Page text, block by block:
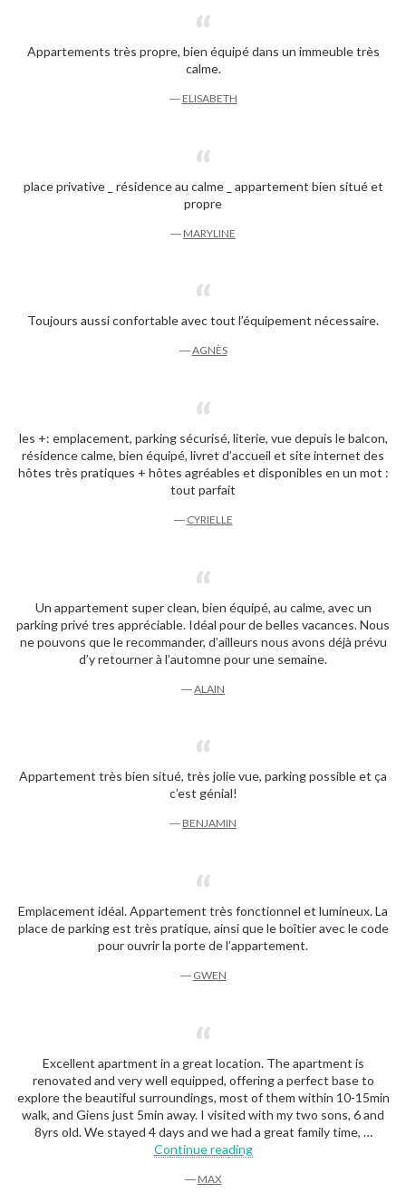
Appartements très propre, bien équipé dans un immeuble très
calme.
― ELISABETH
place privative _ résidence au calme _ appartement bien situé et
propre
― MARYLINE
Toujours aussi confortable avec tout l’équipement nécessaire.
―AGNÈS
les +: emplacement, parking sécurisé, literie, vue depuis le balcon,
résidence calme, bien équipé, livret d’accueil et site internet des
hôtes très pratiques + hôtes agréables et disponibles en un mot :
tout parfait
― CYRIELLE
Un appartement super clean, bien équipé, au calme, avec un
parking privé tres appréciable. Idéal pour de belles vacances. Nous
ne pouvons que le recommander, d’ailleurs nous avons déjà prévu
d’y retourner à l’automne pour une semaine.
―ALAIN
Appartement très bien situé, très jolie vue, parking possible et ça
c’est génial!
― BENJAMIN
Emplacement idéal. Appartement très fonctionnel et lumineux. La
place de parking est très pratique, ainsi que le boîtier avec le code
pour ouvrir la porte de l’appartement.
― GWEN
Excellent apartment in a great location. The apartment is
renovated and very well equipped, offering a perfect base to
explore the beautiful surroundings, most of them within 10-15min
walk, and Giens just 5min away. I visited with my two sons, 6 and
8yrs old. We stayed 4 days and we had a great family time, …
Continue reading« Max »
― MAX